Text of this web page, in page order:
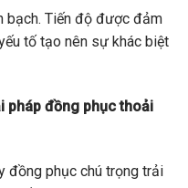
bạch. Tiến độ được đảm
tố tạo nên sự khác biệt
pháp đồng phục thoải
đồng phục chú trọng trải